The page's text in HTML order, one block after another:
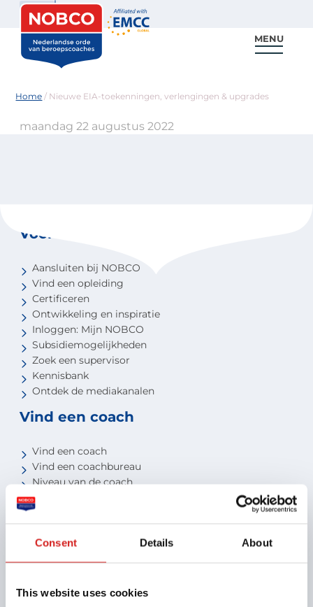
Consent Details About
This website uses cookies
Zoeken
MENU
Home / Nieuwe EIA-toekenningen, verlengingen & upgrades
maandag 22 augustus 2022
Voor coaches
Aansluiten bij NOBCO
Vind een opleiding
Certificeren
Ontwikkeling en inspiratie
Inloggen: Mijn NOBCO
Subsidiemogelijkheden
Zoek een supervisor
Kennisbank
Ontdek de mediakanalen
Vind een coach
Vind een coach
Vind een coachbureau
Niveau van de coach
Voor studenten
Aansluiten als coachbureau